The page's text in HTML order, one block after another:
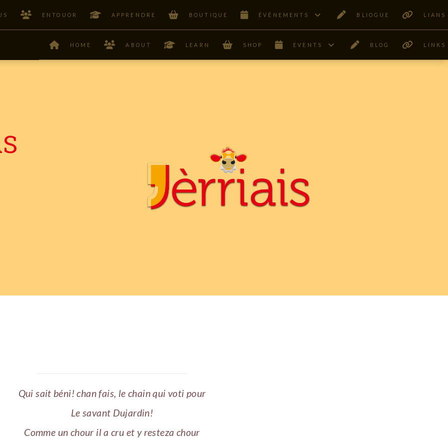
ENTOUOR APPRENDRE BOUTIQUE ÊVÉNEMENTS BLIOGUE LIANS
HOME ABOUT LEARN SHOP EVENTS BLOG LINKS
Qui sait béni! chan fais, le chain qui voti pour
Le savant Dujardin!
Comme un chour il a cru et y resteza chour